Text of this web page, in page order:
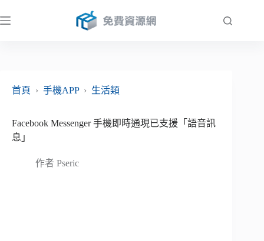
至
首頁
› 手機APP› 生活類
Facebook Messenger 手機即時通現已支援「語音訊
息」
作者 Pseric